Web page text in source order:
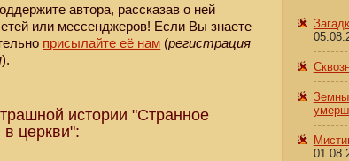
автора, рассказав о ней
или мессенджеров! Если Вы знаете
присылайте её нам (регистрация
).
истории "Странное
церкви":